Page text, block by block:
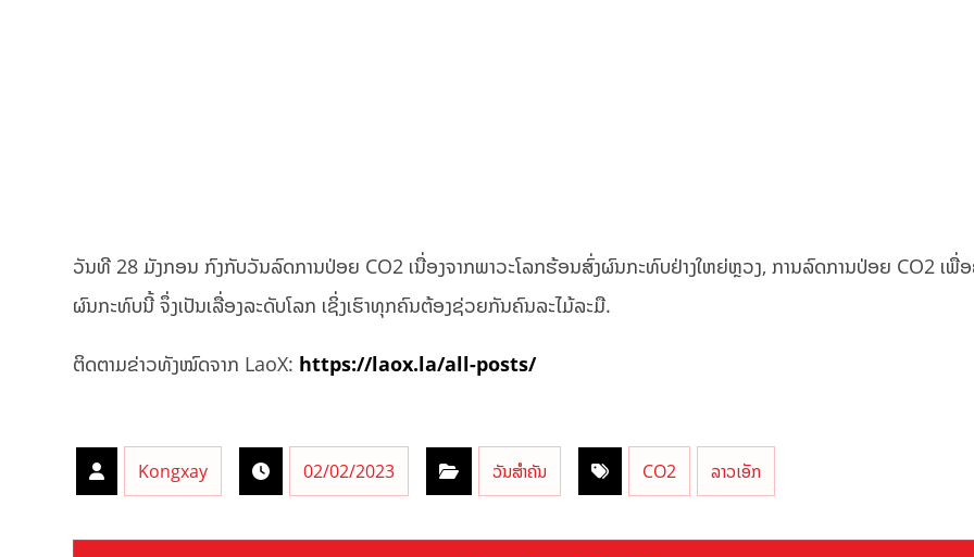
ວັນທີ 28 ມັງກອນ ກົງກັບວັນລົດການປ່ອຍ CO2 ເນື່ອງຈາກພາວະໂລກຮ້ອນສົ່ງຜົນກະທົບຢ່າງໃຫຍ່ຫຼວງ, ການລົດການປ່ອຍ CO2 ເພື່
ຜົນກະທົບນີ້ ຈຶ່ງເປັນເລື່ອງລະດັບໂລກ ເຊິ່ງເຮົາທຸກຄົນຕ້ອງຊ່ວຍກັນຄົນລະໄມ້ລະມື.
ຕິດຕາມຂ່າວທັງໝົດຈາກ LaoX: https://laox.la/all-posts/
Kongxay 02/02/2023 ວັນສຳຄັນ CO2 ລາວເອັກ